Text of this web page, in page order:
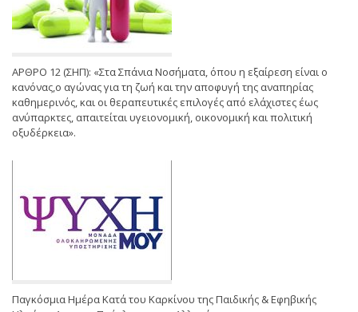
ΑΡΘΡΟ 12 (ΣΗΠ): «Στα Σπάνια Νοσήματα, όπου η εξαίρεση είναι ο
κανόνας,ο αγώνας για τη ζωή και την αποφυγή της αναπηρίας
καθημερινός, και οι θεραπευτικές επιλογές από ελάχιστες έως
ανύπαρκτες, απαιτείται υγειονομική, οικονομική και πολιτική
οξυδέρκεια».
Παγκόσμια Ημέρα Κατά του Καρκίνου της Παιδικής & Εφηβικής